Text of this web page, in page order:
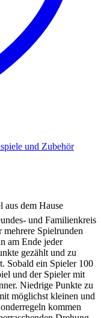
und Zubehör
aus dem Hause
und Familienkreis
Spielrunden
am Ende jeder
gezählt und zu
Sobald ein Spieler 100
und der Spieler mit
Niedrige Punkte zu
möglichst kleinen und
kommen